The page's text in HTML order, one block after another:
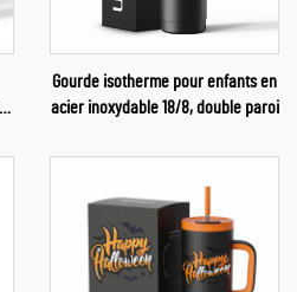
Gourde isotherme pour enfants en
acier inoxydable 18/8, double paroi